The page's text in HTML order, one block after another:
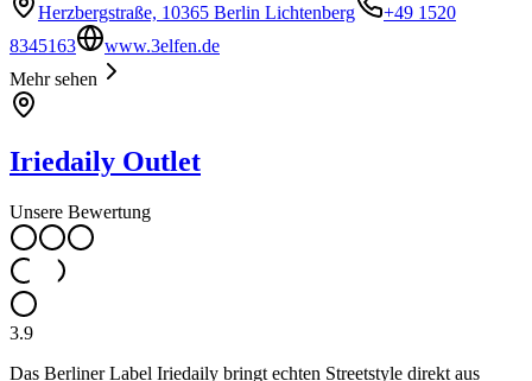
Herzbergstraße, 10365 Berlin Lichtenberg
+49 1520
8345163
www.3elfen.de
Mehr sehen
Iriedaily Outlet
Unsere Bewertung
3.9
Das Berliner Label Iriedaily bringt echten Streetstyle direkt aus